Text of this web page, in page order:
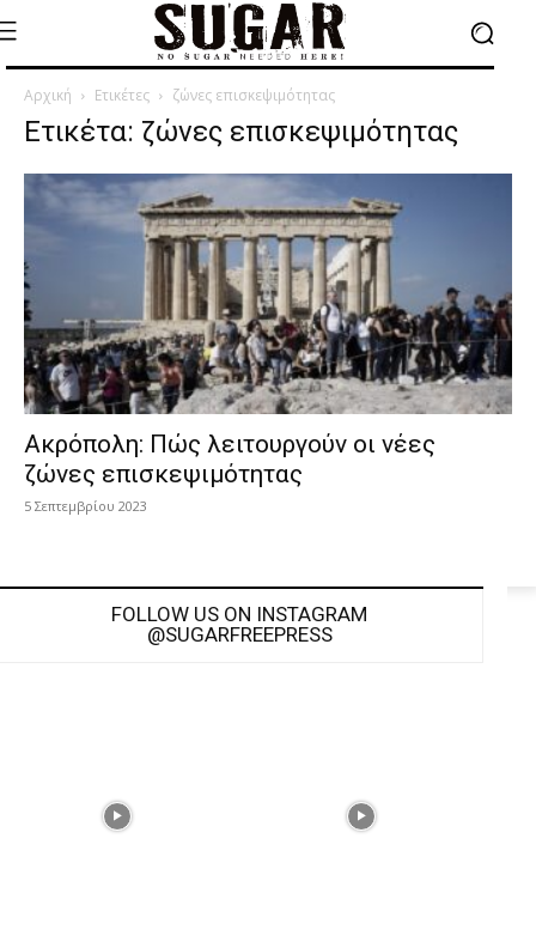
Αρχική Ετικέτες ζώνες επισκεψιμότητας
Ετικέτα: ζώνες επισκεψιμότητας
Ακρόπολη: Πώς λειτουργούν οι νέες
ζώνες επισκεψιμότητας
5 Σεπτεμβρίου 2023
FOLLOW US ON INSTAGRAM
@SUGARFREEPRESS